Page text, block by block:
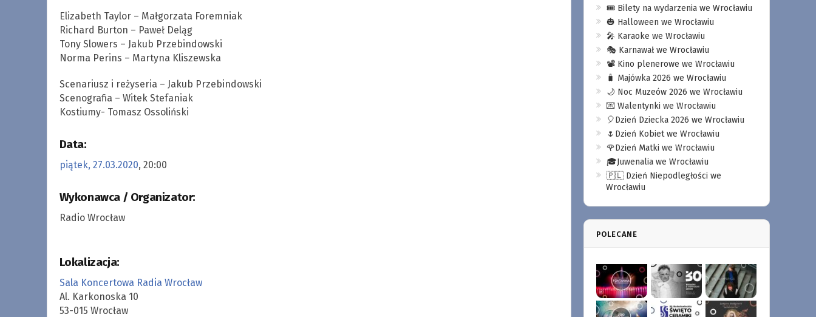
Elizabeth Taylor – Małgorzata Foremniak
Richard Burton – Paweł Deląg
Tony Slowers – Jakub Przebindowski
Norma Perins – Martyna Kliszewska
Scenariusz i reżyseria – Jakub Przebindowski
Scenografia – Witek Stefaniak
Kostiumy- Tomasz Ossoliński
Data:
piątek, 27.03.2020, 20:00
Wykonawca / Organizator:
Radio Wrocław
Lokalizacja:
Sala Koncertowa Radia Wrocław
Al. Karkonoska 10
53-015 Wrocław
🎟️ Bilety na wydarzenia we Wrocławiu
🎃 Halloween we Wrocławiu
🎤 Karaoke we Wrocławiu
🎭 Karnawał we Wrocławiu
📽️ Kino plenerowe we Wrocławiu
🧳 Majówka 2026 we Wrocławiu
🌙 Noc Muzeów 2026 we Wrocławiu
💌 Walentynki we Wrocławiu
🎈Dzień Dziecka 2026 we Wrocławiu
🌷Dzień Kobiet we Wrocławiu
🌹Dzień Matki we Wrocławiu
🎓Juwenalia we Wrocławiu
🇵🇱 Dzień Niepodległości we
Wrocławiu
POLECANE